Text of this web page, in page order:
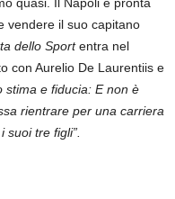
vendere il suo capitano
dello Sportentra nel
con Aurelio De Laurentiis e
stima e fiducia: E non è
rientrare per una carriera
tre figli”.